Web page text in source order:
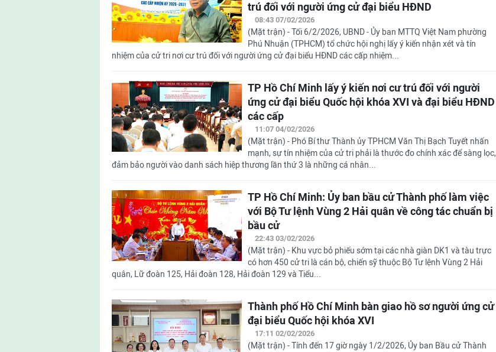
trú đối với người ứng cử đại biểu HĐND
08:43 07/02/2026
(Mặt trận) - Tối 6/2/2026, UBND - Ủy ban MTTQ Việt Nam phường
Phú Nhuận (TPHCM) tổ chức hội nghị lấy ý kiến nhận xét và tín
nhiệm của cử tri nơi cư trú đối với người ứng cử đại biểu HĐND các cấp nhiệm...
TP Hồ Chí Minh lấy ý kiến nơi cư trú đối với người
ứng cử đại biểu Quốc hội khóa XVI và đại biểu HĐND
các cấp
11:07 04/02/2026
(Mặt trận) - Phó Bí thư Thành ủy TPHCM Văn Thị Bạch Tuyết nhấn
mạnh, sự tín nhiệm của cử tri phải là thước đo chính xác để sàng lọc,
đảm bảo người vào danh sách hiệp thương lần thứ 3 là những cá nhân...
TP Hồ Chí Minh: Ủy ban bầu cử Thành phố làm việc
với Bộ Tư lệnh Vùng 2 Hải quân về công tác chuẩn bị
bầu cử
22:43 03/02/2026
(Mặt trận) - Khu vực bỏ phiếu sớm tại các nhà giàn DK1 và tàu trực
có hơn 450 cử tri là cán bộ, chiến sỹ thuộc Bộ Tư lệnh Vùng 2 Hải
quân, Lữ đoàn 125, Hải đoàn 128, Hải đoàn 129 và Tiểu...
Thành phố Hồ Chí Minh bàn giao hồ sơ người ứng cử
đại biểu Quốc hội khóa XVI
17:11 02/02/2026
(Mặt trận) - Tính đến 17 giờ ngày 1/2/2026, Ủy ban Bầu cử Thành